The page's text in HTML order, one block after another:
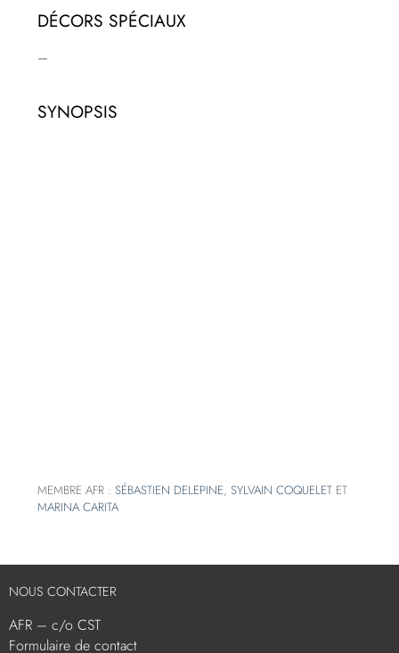
DÉCORS SPÉCIAUX
–
SYNOPSIS
MEMBRE AFR :SÉBASTIEN DELEPINE,SYLVAIN COQUELET ET
MARINA CARITA
NOUS CONTACTER
AFR – c/o CST
Formulaire de contact